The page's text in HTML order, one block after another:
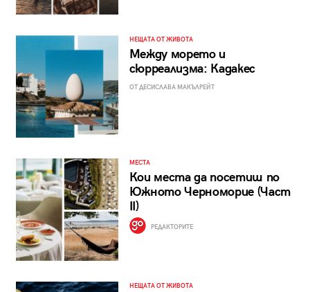
НЕЩАТА ОТ ЖИВОТА
Между морето и
сюрреализма: Кадакес
ОТ ДЕСИСЛАВА МАКЪЛРЕЙТ
МЕСТА
Кои места да посетиш по
Южното Черноморие (Част
II)
РЕДАКТОРИТЕ
НЕЩАТА ОТ ЖИВОТА